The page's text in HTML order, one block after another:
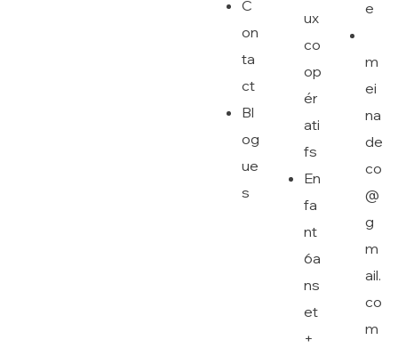
C
on
ta
ct
Bl
og
ue
s
ux
co
op
ér
ati
fs
En
fa
nt
6a
ns
et
+
e
m
ei
na
de
co
@
g
m
ail.
co
m